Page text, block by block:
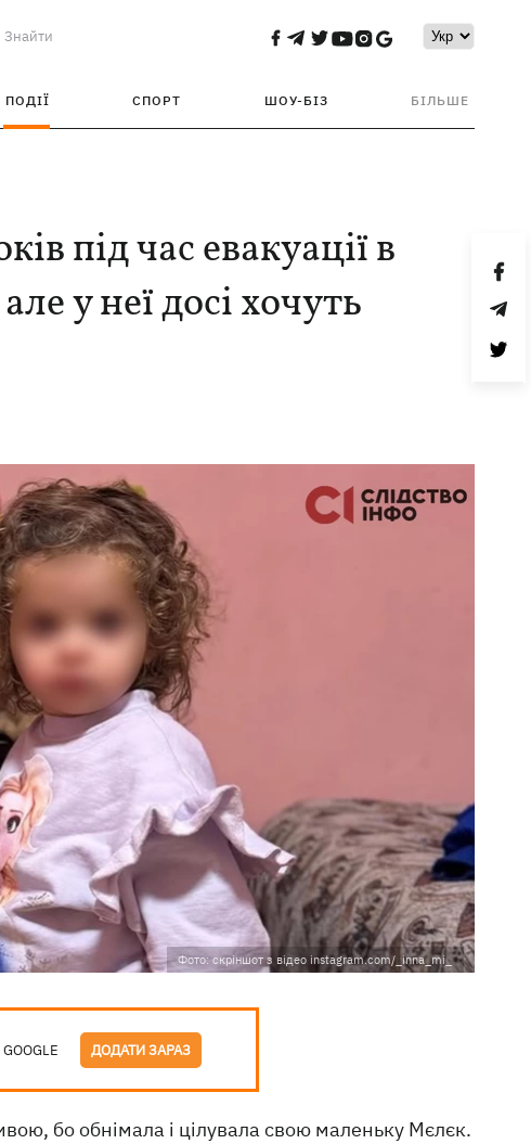
Знайти
ПОДІЇ СПОРТ ШОУ-БІЗ БІЛЬШЕ
під час евакуації в
у неї досі хочуть
Фото: скріншот з відео instagram.com/_inna_mi_
ДОДАТИ ЗАРАЗ
бо обнімала і цілувала свою маленьку Мєлєк.